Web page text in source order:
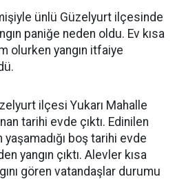
ünlü Güzelyurt ilçesinde
paniğe neden oldu. Ev kısa
olurken yangın itfaiye
ilçesi Yukarı Mahalle
tarihi evde çıktı. Edinilen
boş tarihi evde
yangın çıktı. Alevler kısa
gören vatandaşlar durumu